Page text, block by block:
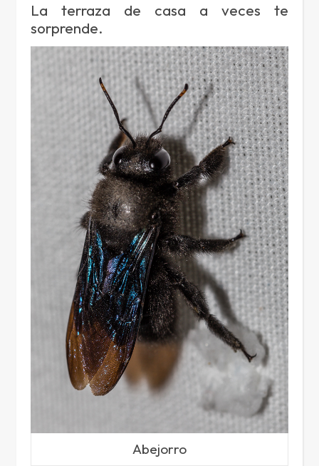
La terraza de casa a veces te
sorprende.
Abejorro